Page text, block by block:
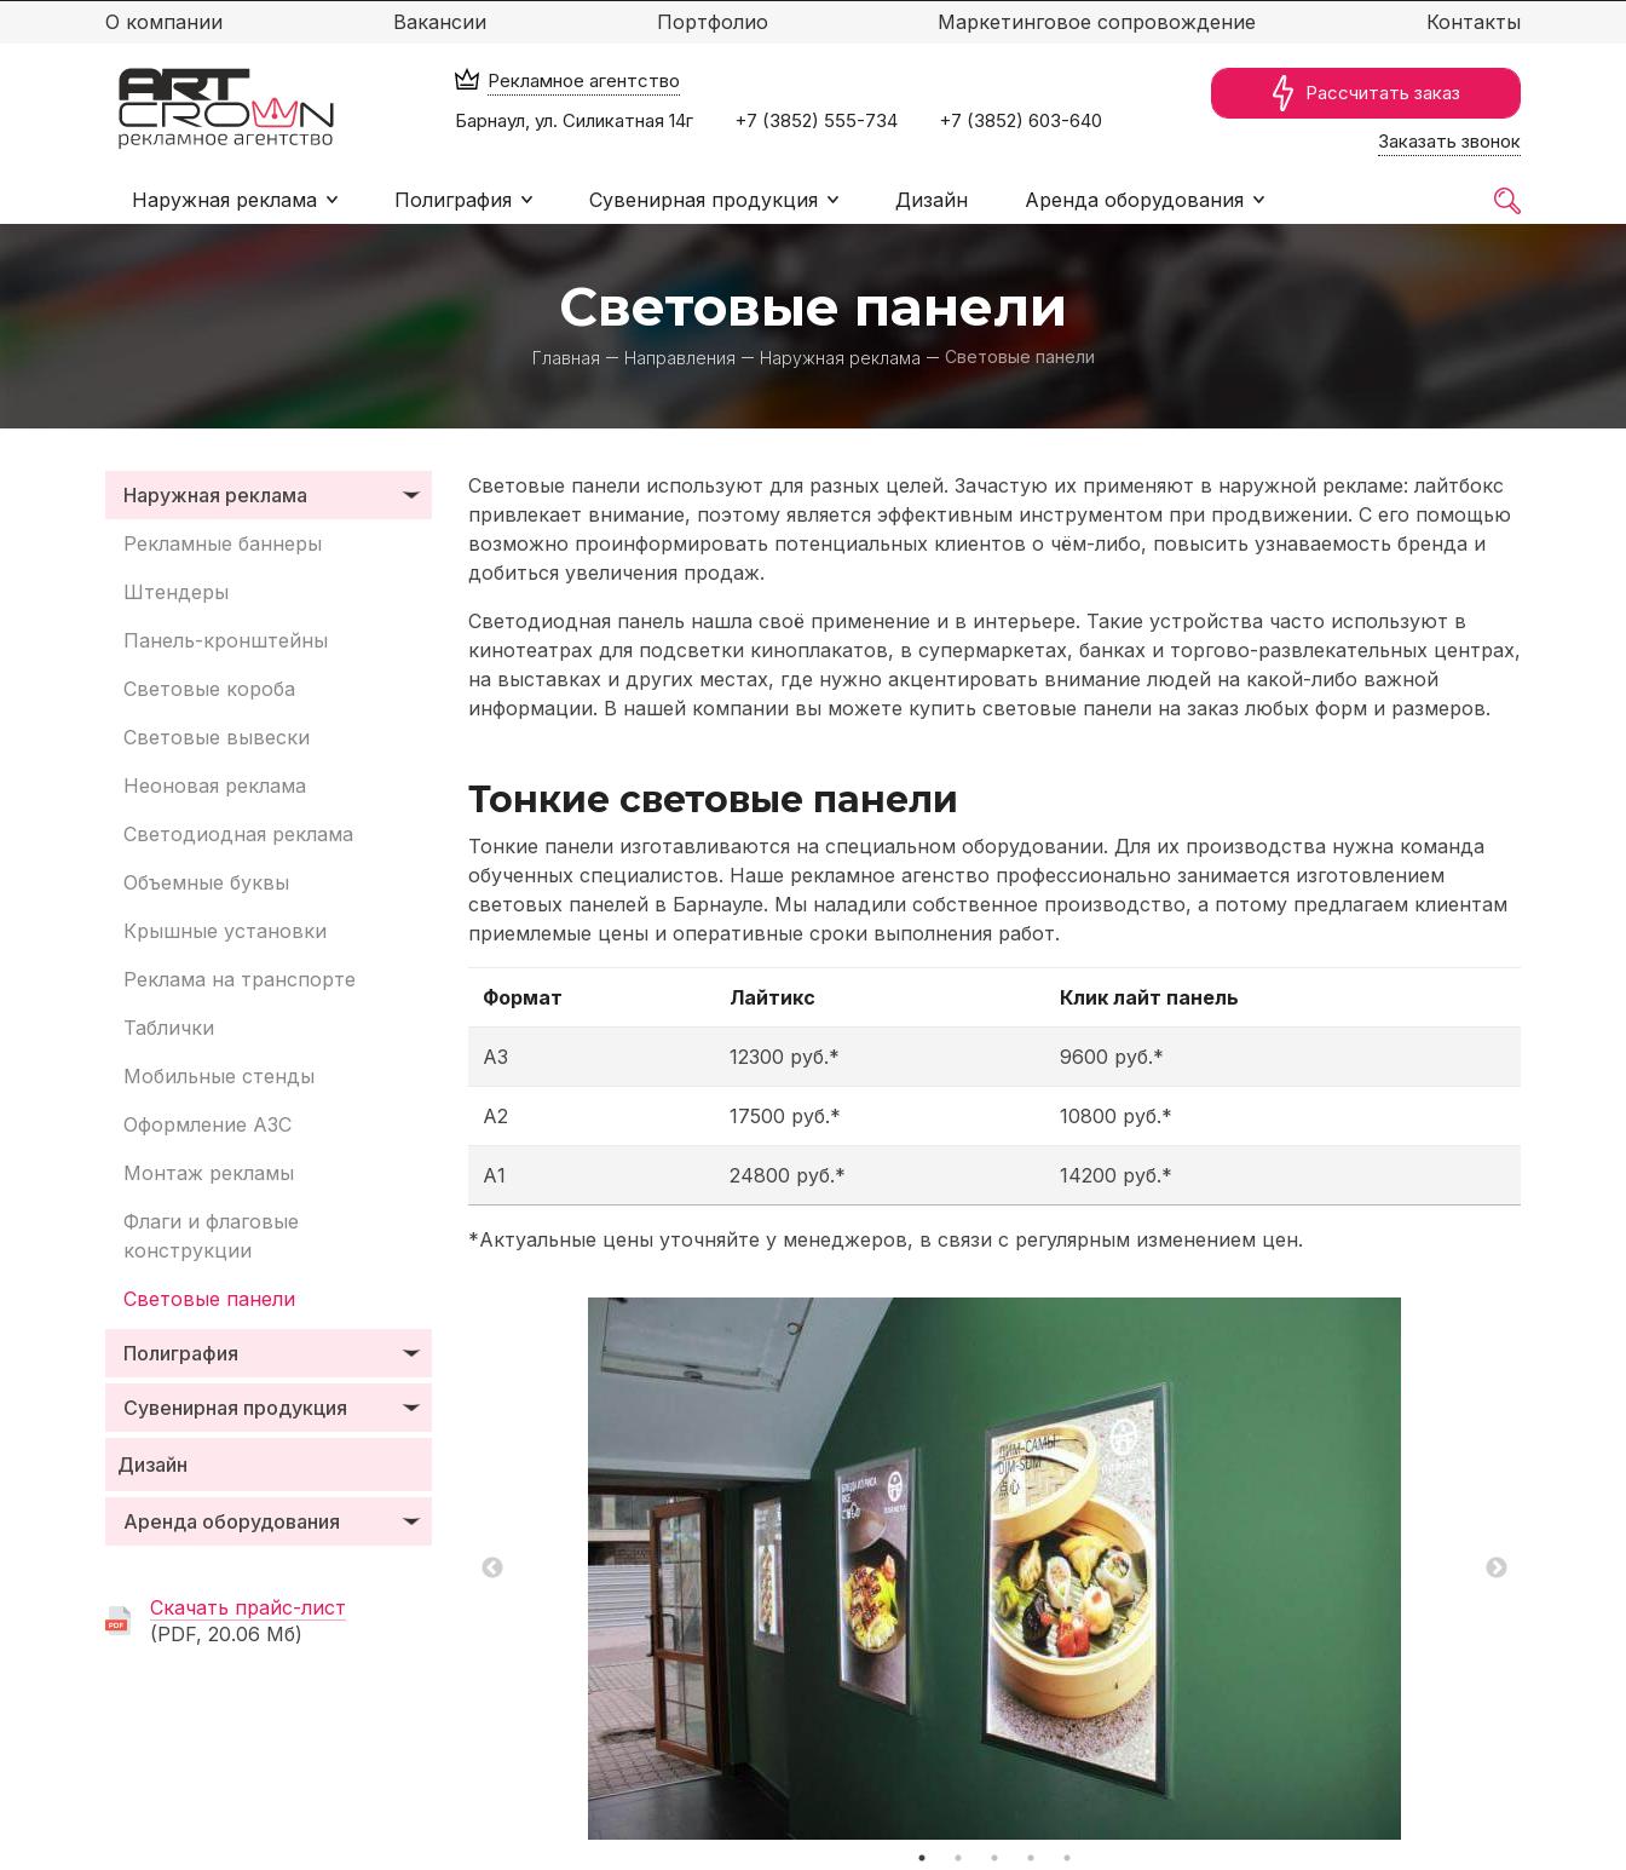
О компании Вакансии Портфолио Маркетинговое сопровождение Контакты
Рекламное агентство
Барнаул, ул. Силикатная 14г
+7 (3852) 555-734 +7 (3852) 603-640
Рассчитать заказ
Заказать звонок
Наружная реклама Полиграфия Сувенирная продукция Дизайн Аренда оборудования
Световые панели
Главная Направления Наружная реклама Световые панели
Наружная реклама
Рекламные баннеры
Штендеры
Панель-кронштейны
Световые короба
Световые вывески
Неоновая реклама
Светодиодная реклама
Объемные буквы
Крышные установки
Реклама на транспорте
Таблички
Мобильные стенды
Оформление АЗС
Монтаж рекламы
Флаги и флаговые
конструкции
Световые панели
Полиграфия
Сувенирная продукция
Дизайн
Аренда оборудования
Скачать прайс-лист
(PDF, 20.06 Мб)
Световые панели используют для разных целей. Зачастую их применяют в наружной рекламе: лайтбокс
привлекает внимание, поэтому является эффективным инструментом при продвижении. С его помощью
возможно проинформировать потенциальных клиентов о чём-либо, повысить узнаваемость бренда и
добиться увеличения продаж.
Светодиодная панель нашла своё применение и в интерьере. Такие устройства часто используют в
кинотеатрах для подсветки киноплакатов, в супермаркетах, банках и торгово-развлекательных центрах,
на выставках и других местах, где нужно акцентировать внимание людей на какой-либо важной
информации. В нашей компании вы можете купить световые панели на заказ любых форм и размеров.
Тонкие световые панели
Тонкие панели изготавливаются на специальном оборудовании. Для их производства нужна команда
обученных специалистов. Наше рекламное агенство профессионально занимается изготовлением
световых панелей в Барнауле. Мы наладили собственное производство, а потому предлагаем клиентам
приемлемые цены и оперативные сроки выполнения работ.
Формат Лайтикс Клик лайт панель
А3 12300 руб.* 9600 руб.*
А2 17500 руб.* 10800 руб.*
А1 24800 руб.* 14200 руб.*
*Актуальные цены уточняйте у менеджеров, в связи с регулярным изменением цен.